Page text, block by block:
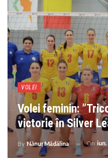
VOLEI
Volei feminin:
victorie în Silver
By Nănuț Mădălina On